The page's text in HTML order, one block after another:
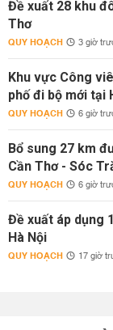
Đề xuất 28 khu
Thơ
QUY HOẠCH 3 giờ
Khu vực Công
phố đi bộ mới tại
QUY HOẠCH 6 giờ
Bổ sung 27 km
Cần Thơ - Sóc
QUY HOẠCH 6 giờ
Đề xuất áp dụng
Hà Nội
QUY HOẠCH 17 giờ